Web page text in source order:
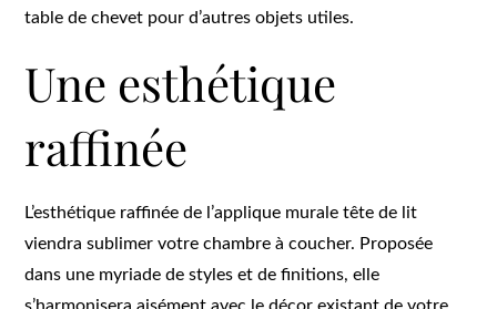
table de chevet pour d’autres objets utiles.
Une esthétique
raffinée
L’esthétique raffinée de l’applique murale tête de lit
viendra sublimer votre chambre à coucher. Proposée
dans une myriade de styles et de finitions, elle